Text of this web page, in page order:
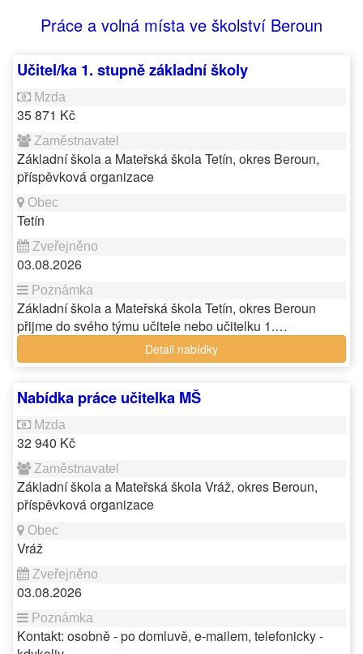
Práce a volná místa ve školství Beroun
Učitel/ka 1. stupně základní školy
35 871 Kč
Základní škola a Mateřská škola Tetín, okres Beroun,
příspěvková organizace
Tetín
03.08.2026
Základní škola a Mateřská škola Tetín, okres Beroun
přijme do svého týmu učitele nebo učitelku 1.…
Detail nabídky
Nabídka práce učitelka MŠ
32 940 Kč
Základní škola a Mateřská škola Vráž, okres Beroun,
příspěvková organizace
Vráž
03.08.2026
Kontakt: osobně - po domluvě, e-mailem, telefonicky -